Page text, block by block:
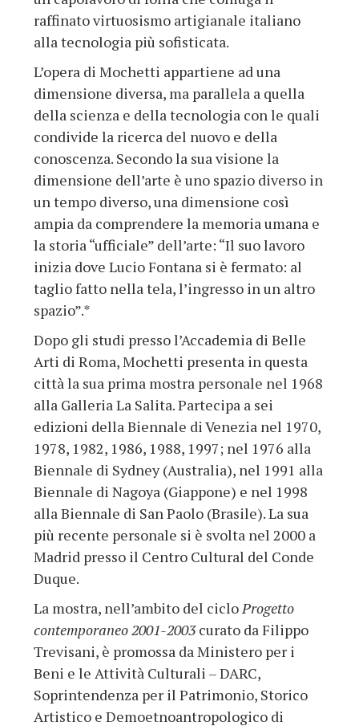
raffinato virtuosismo artigianale italiano
alla tecnologia più sofisticata.
L’opera di Mochetti appartiene ad una
dimensione diversa, ma parallela a quella
della scienza e della tecnologia con le quali
condivide la ricerca del nuovo e della
conoscenza. Secondo la sua visione la
dimensione dell’arte è uno spazio diverso in
un tempo diverso, una dimensione così
ampia da comprendere la memoria umana e
la storia “ufficiale” dell’arte: “Il suo lavoro
inizia dove Lucio Fontana si è fermato: al
taglio fatto nella tela, l’ingresso in un altro
spazio”.*
Dopo gli studi presso l’Accademia di Belle
Arti di Roma, Mochetti presenta in questa
città la sua prima mostra personale nel 1968
alla Galleria La Salita. Partecipa a sei
edizioni della Biennale di Venezia nel 1970,
1978, 1982, 1986, 1988, 1997; nel 1976 alla
Biennale di Sydney (Australia), nel 1991 alla
Biennale di Nagoya (Giappone) e nel 1998
alla Biennale di San Paolo (Brasile). La sua
più recente personale si è svolta nel 2000 a
Madrid presso il Centro Cultural del Conde
Duque.
La mostra, nell’ambito del cicloProgetto
contemporaneo 2001-2003curato da Filippo
Trevisani, è promossa da Ministero per i
Beni e le Attività Culturali – DARC,
Soprintendenza per il Patrimonio, Storico
Artistico e Demoetnoantropologico di